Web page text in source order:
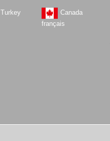
Turkey
Canada
français